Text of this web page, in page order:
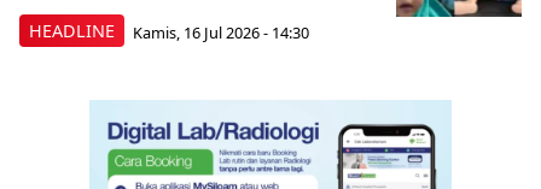
HEADLINE Kamis, 16 Jul 2026 - 14:30